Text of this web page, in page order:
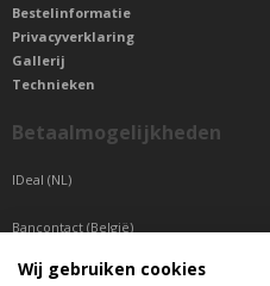
Bestelinformatie
Privacyverklaring
Gallerij
Technieken
Betaalmogelijkheden
IDeal (NL)
Bancontact (België)
Sepa betaling (Overige landen)
Wij gebruiken cookies